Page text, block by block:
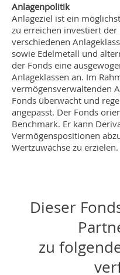
Anlagenpolitik
Anlageziel ist ein
zu erreichen investiert
verschiedenen
sowie Edelmetall und
der Fonds eine
Anlageklassen an. Im
vermögensverwaltenden
Fonds überwacht und
angepasst. Der Fonds
Benchmark. Er kann
Vermögenspositionen
Wertzuwächse zu erzielen.
Dieser
zu